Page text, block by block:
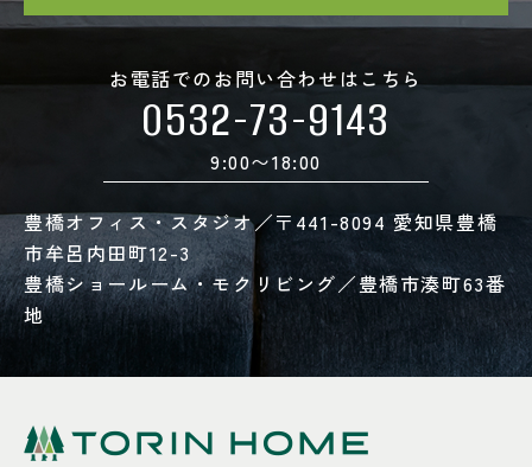
お電話でのお問い合わせはこちら
0532-73-9143
9:00〜18:00
豊橋オフィス・スタジオ／〒441-8094 愛知県豊橋
市牟呂内田町12-3
豊橋ショールーム・モクリビング／豊橋市湊町63番
地